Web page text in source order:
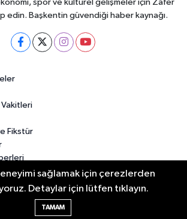
spor ve kültürel gelişmeler için Zafer
edin. Başkentin güvendiği haber kaynağı.
Vakitleri
Fikstür
Künye
sağlamak için çerezlerden
Detaylar için lütfen tıklayın.
TAMAM